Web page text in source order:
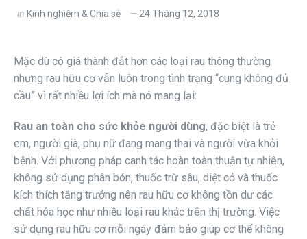
in Kinh nghiệm & Chia sẻ 24 Tháng 12, 2018
Mặc dù có giá thành đắt hơn các loại rau thông thường
nhưng rau hữu cơ vẫn luôn trong tình trạng “cung không đủ
cầu” vì rất nhiều lợi ích mà nó mang lại:
Rau an toàn cho sức khỏe người dùng, đặc biệt là trẻ
em, người già, phụ nữ đang mang thai và người vừa khỏi
bệnh. Với phương pháp canh tác hoàn toàn thuận tự nhiên,
không sử dụng phân bón, thuốc trừ sâu, diệt cỏ và thuốc
kích thích tăng trưởng nên rau hữu cơ không tồn dư các
chất hóa học như nhiều loại rau khác trên thị trường. Việc
sử dụng rau hữu cơ mỗi ngày đảm bảo giúp cơ thể không